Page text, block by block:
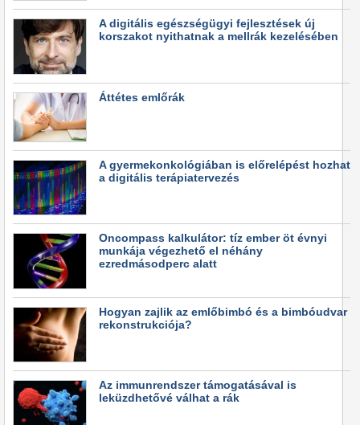
A digitális egészségügyi fejlesztések új
korszakot nyithatnak a mellrák kezelésében
Áttétes emlőrák
A gyermekonkológiában is előrelépést hozhat
a digitális terápiatervezés
Oncompass kalkulátor: tíz ember öt évnyi
munkája végezhető el néhány
ezredmásodperc alatt
Hogyan zajlik az emlőbimbó és a bimbóudvar
rekonstrukciója?
Az immunrendszer támogatásával is
leküzdhetővé válhat a rák